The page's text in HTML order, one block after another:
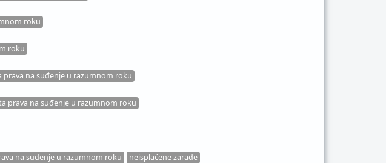
roku
roku
prava na suđenje u razumnom roku
prava na suđenje u razumnom roku
na suđenje u razumnom roku neisplaćene zarade